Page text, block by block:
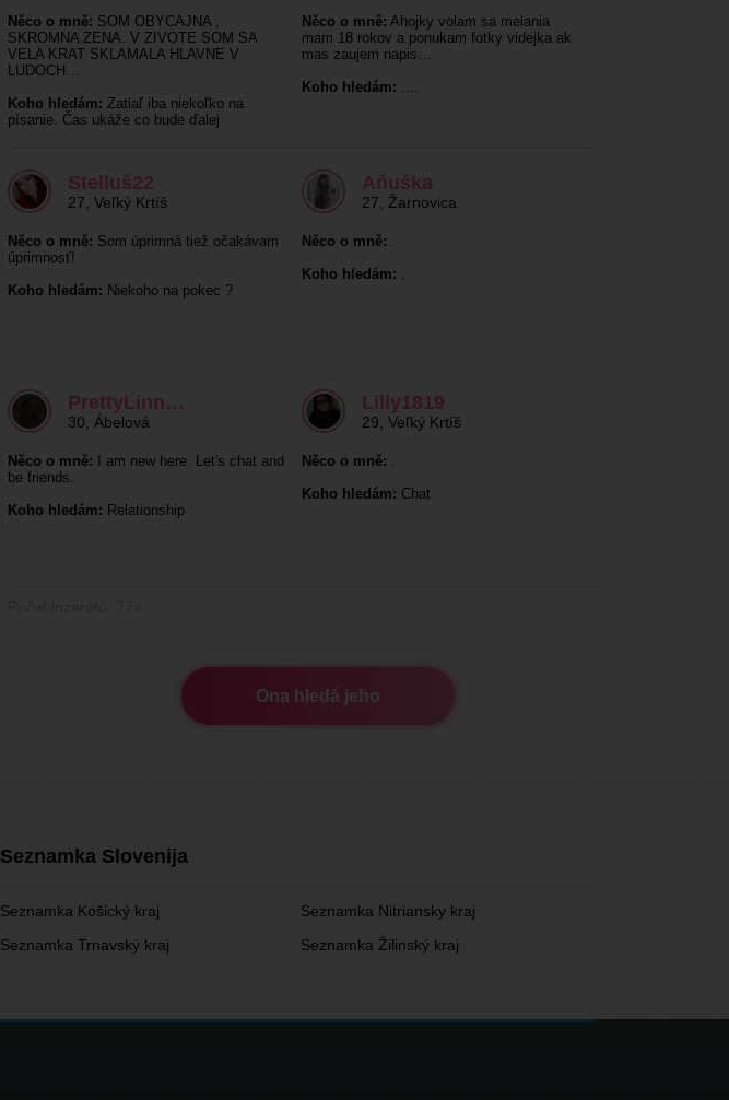
Něco o mně: SOM OBYCAJNA ,
SKROMNA ZENA. V ZIVOTE SOM SA
VELA KRAT SKLAMALA HLAVNE V
LUDOCH…
Koho hledám: Zatiaľ iba niekoľko na
písanie. Čas ukáže co bude ďalej
Něco o mně: Ahojky volam sa melania
mam 18 rokov a ponukam fotky videjka ak
mas zaujem napis…
Koho hledám: ....
Stelluš22
27 Veľký Krtíš
Něco o mně: Som úprimná tiež očakávam
úprimnosť!
Koho hledám: Niekoho na pokec ?
Aňuška
27 Žarnovica
Něco o mně: .
Koho hledám: .
PrettyLinn…
30 Ábelová
Něco o mně: I am new here. Let's chat and
be friends.
Koho hledám: Relationship
Lilly1819
29 Veľký Krtíš
Něco o mně: .
Koho hledám: Chat
Ona hledá jeho
Seznamka Slovenija
Seznamka Košický kraj
Seznamka Nitriansky kraj
Seznamka Trnavský kraj Seznamka Žilinský kraj